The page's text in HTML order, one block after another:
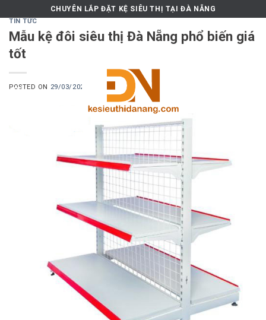
to
content
CHUYÊN LẮP ĐẶT KỆ SIÊU THỊ TẠI ĐÀ NẴNG
TIN TỨC
Mẫu kệ đôi siêu thị Đà Nẵng phổ biến giá
tốt
POSTED ON 29/03/2021 MKT.ONETECH